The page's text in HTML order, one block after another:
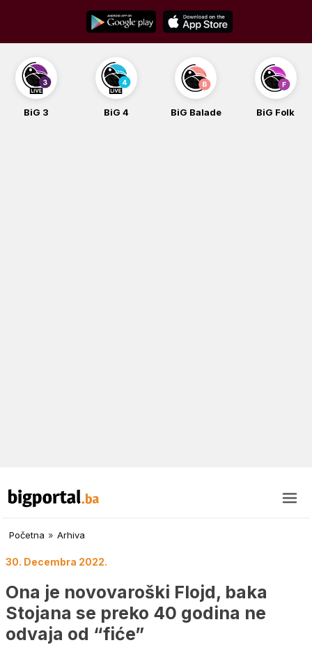
content
BiG 3 BiG 4 BiG Balade BiG Folk
Početna » Arhiva
30. Decembra 2022.
Ona je novovaroški Flojd, baka
Stojana se preko 40 godina ne
odvaja od “fiće”